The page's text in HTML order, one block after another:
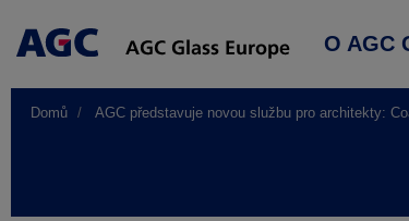
Main
O AGC
Domů AGC představuje novou službu pro architekty: